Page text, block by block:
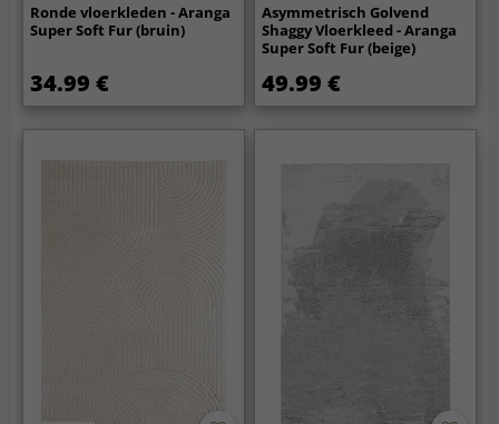
Ronde vloerkleden - Aranga
Super Soft Fur (bruin)
34.99 €
Asymmetrisch Golvend
Shaggy Vloerkleed - Aranga
Super Soft Fur (beige)
49.99 €